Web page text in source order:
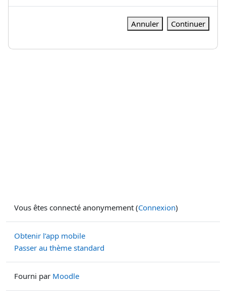
Annuler Continuer
Vous êtes connecté anonymement (Connexion)
Obtenir l’app mobile
Passer au thème standard
Fourni par Moodle